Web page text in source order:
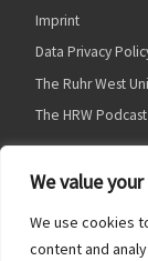
We value
We use cookies
content and
Imprint
Data Privacy
The Ruhr West
The HRW Podcast
© 2026